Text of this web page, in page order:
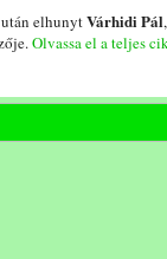
elhunytVárhidi Pál
Olvassa el a teljes